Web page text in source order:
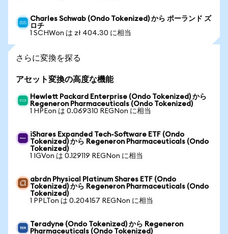
Charles Schwab (Ondo Tokenized) から ポーランド ズ
ロチ
1 SCHWon は zł 404.30 に相当
さらに変換を探る
アセット変換の高度な機能
Hewlett Packard Enterprise (Ondo Tokenized) から
Regeneron Pharmaceuticals (Ondo Tokenized)
1 HPEon は 0.069310 REGNon に相当
iShares Expanded Tech-Software ETF (Ondo
Tokenized) から Regeneron Pharmaceuticals (Ondo
Tokenized)
1 IGVon は 0.129119 REGNon に相当
abrdn Physical Platinum Shares ETF (Ondo
Tokenized) から Regeneron Pharmaceuticals (Ondo
Tokenized)
1 PPLTon は 0.204157 REGNon に相当
Teradyne (Ondo Tokenized) から Regeneron
Pharmaceuticals (Ondo Tokenized)